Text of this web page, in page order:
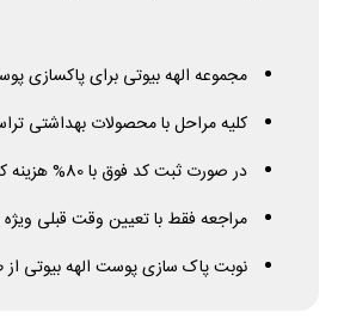
مجموعه الهه بیوتی برای پاکسازی
کلیه مراحل با محصولات بهداشتی
در صورت ثبت کد فوق با 80% هزینه کمتر نوبت بگیرید
مراجعه فقط با تعیین وقت قبلی
نوبت پاک سازی پوست الهه بیوتی